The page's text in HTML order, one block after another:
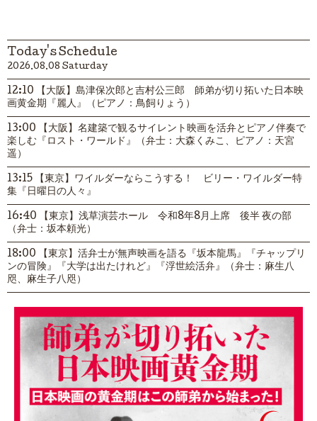
Today's Schedule
2026.08.08 Saturday
12:10 【大阪】島津保次郎と吉村公三郎 師弟が切り拓いた日本映
画黄金期『麗人』（ピアノ：鳥飼りょう）
13:00 【大阪】名建築で観るサイレント映画を活弁とピアノ伴奏で
楽しむ『ロスト・ワールド』（弁士：大森くみこ、ピアノ：天宮
遥）
13:15 【東京】ワイルダーならこうする！ ビリー・ワイルダー特
集『日曜日の人々』
16:40 【東京】浅草演芸ホール 令和8年8月上席 後半 夜の部
（弁士：坂本頼光）
18:00 【東京】活弁士が無声映画を語る『坂本龍馬』『チャップリ
ンの冒険』『大学は出たけれど』『浮世絵活弁』（弁士：麻生八
咫、麻生子八咫）